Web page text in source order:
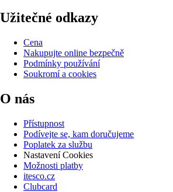
Užitečné odkazy
Cena
Nakupujte online bezpečně
Podmínky používání
Soukromí a cookies
O nás
Přístupnost
Podívejte se, kam doručujeme
Poplatek za službu
Nastavení Cookies
Možnosti platby
itesco.cz
Clubcard